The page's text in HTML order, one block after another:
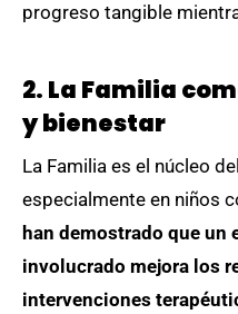
progreso tangible
2. La Familia
y bienestar
La Familia es el núcleo
especialmente en niños
han demostrado que un
involucrado mejora los
intervenciones